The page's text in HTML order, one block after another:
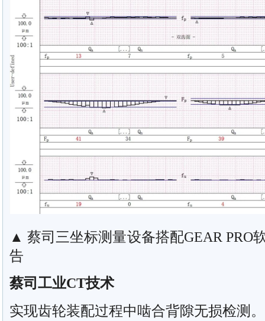
▲ 蔡司三坐标测量设备搭配GEAR PRO
告
蔡司工业CT技术
实现齿轮装配过程中啮合背隙无损检测。